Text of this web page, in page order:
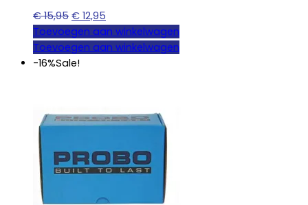
€15,95 Oorspronkelijke
prijs
was:
€ 15,95.
€ 12,95
prijs
is:
Toevoegen aan winkelwagen
Toevoegen aan winkelwagen
-16%Sale!